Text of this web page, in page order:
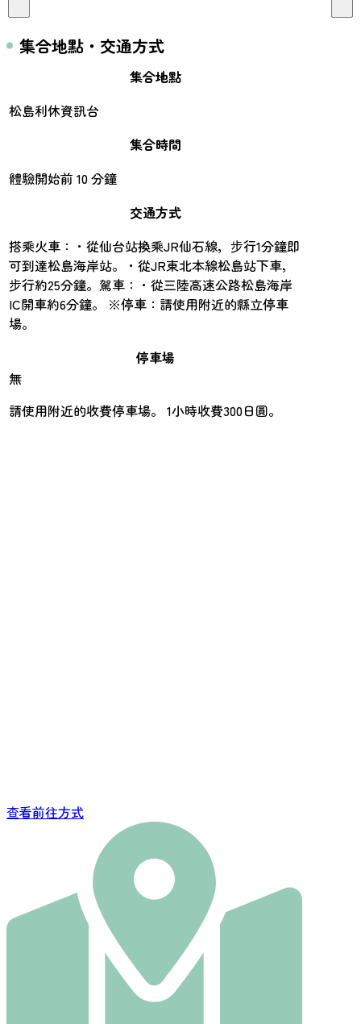
集合地點・交通方式
集合地點
松島利休資訊台
集合時間
體驗開始前 10 分鐘
交通方式
搭乘火車：・從仙台站換乘JR仙石線，步行1分鐘即
可到達松島海岸站。・從JR東北本線松島站下車，
步行約25分鐘。駕車：・從三陸高速公路松島海岸
IC開車約6分鐘。 ※停車：請使用附近的縣立停車
場。
停車場
無
請使用附近的收費停車場。 1小時收費300日圓。
查看前往方式